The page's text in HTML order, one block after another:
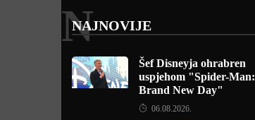
NAJNOVIJE
N
Šef Disneyja ohrabren
uspjehom "Spider-Man:
Brand New Day"
06.08.2026.